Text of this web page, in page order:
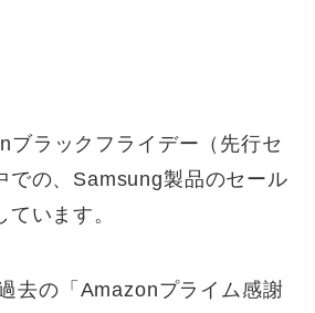
ブラックフライデー（先行セ
での、Samsung製品のセール
います。
去の「Amazonプライム感謝